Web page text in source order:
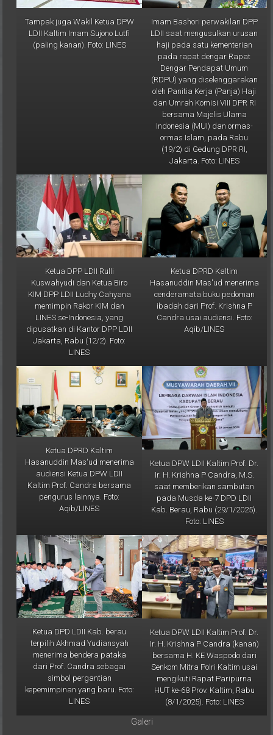
Tampak juga Wakil Ketua DPW
LDII Kaltim Imam Sujono Lutfi
(paling kanan). Foto: LINES
Imam Bashori perwakilan DPP
LDII saat mengusulkan urusan
haji pada satu kementerian
pada rapat dengar Rapat
Dengar Pendapat Umum
(RDPU) yang diselenggarakan
oleh Panitia Kerja (Panja) Haji
dan Umrah Komisi VIII DPR RI
bersama Majelis Ulama
Indonesia (MUI) dan ormas-
ormas Islam, pada Rabu
(19/2) di Gedung DPR RI,
Jakarta. Foto: LINES
Ketua DPP LDII Rulli
Kuswahyudi dan Ketua Biro
KIM DPP LDII Ludhy Cahyana
memimpin Rakor KIM dan
LINES se-Indonesia, yang
dipusatkan di Kantor DPP LDII
Jakarta, Rabu (12/2). Foto:
LINES
Ketua DPRD Kaltim
Hasanuddin Mas'ud menerima
cenderamata buku pedoman
ibadah dari Prof. Krishna P
Candra usai audiensi. Foto:
Aqib/LINES
Ketua DPRD Kaltim
Hasanuddin Mas'ud menerima
audiensi Ketua DPW LDII
Kaltim Prof. Candra bersama
pengurus lainnya. Foto:
Aqib/LINES
Ketua DPW LDII Kaltim Prof. Dr.
Ir. H. Krishna P Candra, M.S.
saat memberikan sambutan
pada Musda ke-7 DPD LDII
Kab. Berau, Rabu (29/1/2025).
Foto: LINES
Ketua DPD LDII Kab. berau
terpilih Akhmad Yudiansyah
menerima bendera pataka
dari Prof. Candra sebagai
simbol pergantian
kepemimpinan yang baru. Foto:
LINES
Ketua DPW LDII Kaltim Prof. Dr.
Ir. H. Krishna P Candra (kanan)
bersama H. KE Waspodo dari
Senkom Mitra Polri Kaltim usai
mengikuti Rapat Paripurna
HUT ke-68 Prov. Kaltim, Rabu
(8/1/2025). Foto: LINES